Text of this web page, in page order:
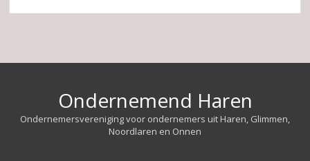
Ondernemend Haren
Ondernemersvereniging voor ondernemers uit Haren, Glimmen,
Noordlaren en Onnen